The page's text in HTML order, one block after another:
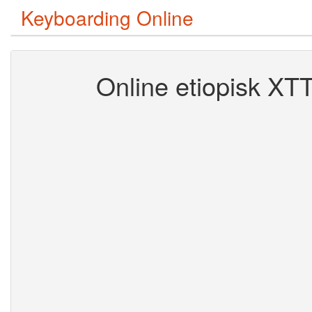
Keyboarding Online
Online etiopisk